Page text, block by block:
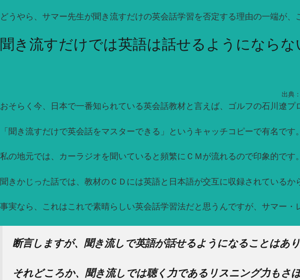
どうやら、サマー先生が聞き流すだけの英会話学習を否定する理由の一端が、
聞き流すだけでは英語は話せるようにならな
出典：
おそらく今、日本で一番知られている英会話教材と言えば、ゴルフの石川遼プ
「聞き流すだけで英会話をマスターできる」というキャッチコピーで有名です。
私の地元では、カーラジオを聞いていると頻繁にＣＭが流れるので印象的です。
聞きかじった話では、教材のＣＤには英語と日本語が交互に収録されている
事実なら、これはこれで素晴らしい英会話学習法だと思うんですが、サマー・
断言しますが、聞き流しで英語が話せるようになることはあり
それどころか、聞き流しでは聴く力であるリスニング力もさ